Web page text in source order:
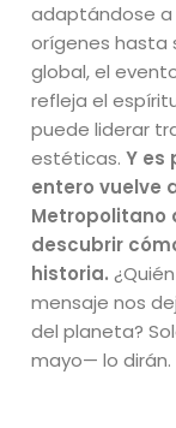
adaptándose a
orígenes hasta
global, el
refleja el
puede liderar
estéticas. Y es
entero vuelve
Metropolitano
descubrir
historia.
mensaje nos
del planeta?
mayo— lo dirán.